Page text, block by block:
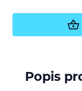
Popis